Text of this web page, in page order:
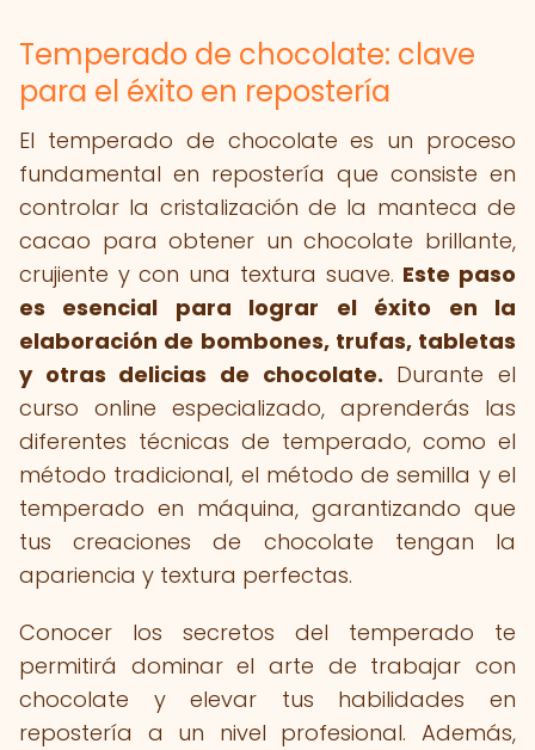
Temperado de chocolate: clave
para el éxito en repostería
El temperado de chocolate es un proceso
fundamental en repostería que consiste en
controlar la cristalización de la manteca de
cacao para obtener un chocolate brillante,
crujiente y con una textura suave. Este paso
es esencial para lograr el éxito en la
elaboración de bombones, trufas, tabletas
y otras delicias de chocolate. Durante el
curso online especializado, aprenderás las
diferentes técnicas de temperado, como el
método tradicional, el método de semilla y el
temperado en máquina, garantizando que
tus creaciones de chocolate tengan la
apariencia y textura perfectas.
Conocer los secretos del temperado te
permitirá dominar el arte de trabajar con
chocolate y elevar tus habilidades en
repostería a un nivel profesional. Además,